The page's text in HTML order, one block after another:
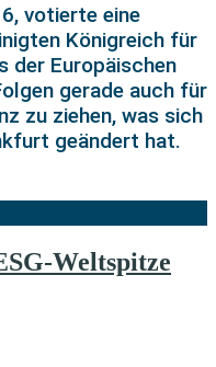
votierte eine
Königreich für
der Europäischen
gerade auch für
zu ziehen, was sich
geändert hat.
Weltspitze